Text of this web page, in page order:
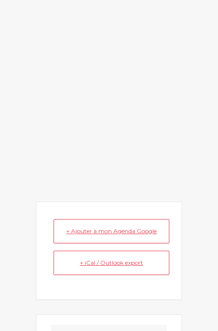
+ Ajouter à mon Agenda Google
+ iCal / Outlook export